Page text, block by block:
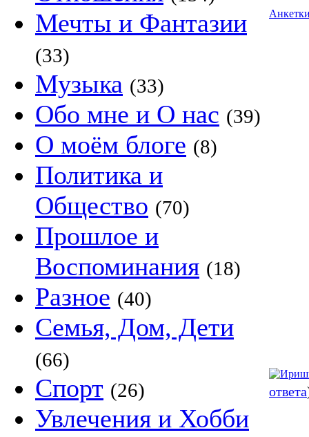
Мечты и Фантазии
(33)
Музыка (33)
Обо мне и О нас (39)
О моём блоге (8)
Политика и
Общество (70)
Прошлое и
Воспоминания (18)
Разное (40)
Семья, Дом, Дети
(66)
Спорт (26)
Увлечения и Хобби
ответа